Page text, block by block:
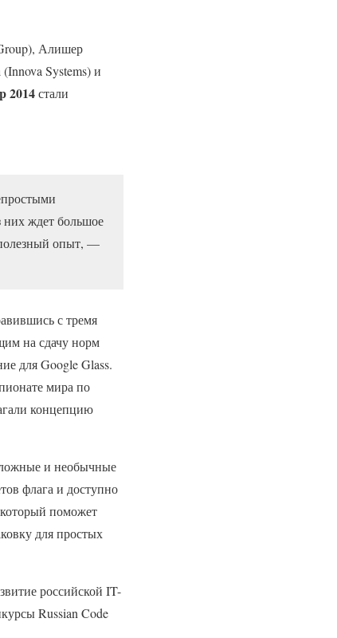
Алишер
Systems) и
2014стали
них ждет большое
опыт, —
с тремя
на сдачу норм
для Google Glass.
мира по
концепцию
и необычные
флага и доступно
поможет
для простых
российской IT-
Russian Code